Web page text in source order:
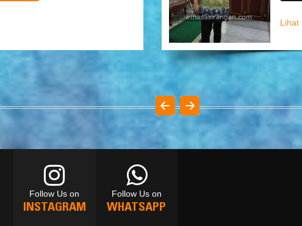
Follow Us on
INSTAGRAM
Follow Us on
WHATSAPP